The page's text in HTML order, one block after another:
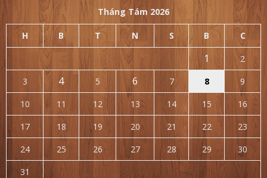
Tháng Tám 2026
H B T N S B C
1
2
3
4 5 6 7 8
9
10
11 12 13 14 15
16
17
18 19 20 21 22
23
24
25 26 27 28 29
30
31